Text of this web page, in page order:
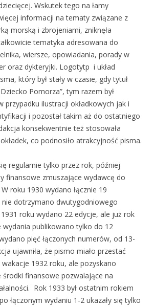
Wskutek tego na łamy
informacji na tematy związane z
morską i zbrojeniami, zniknęła
tematyka adresowana do
wiersze, opowiadania, porady w
oraz dykteryjki. Logotytp i układ
który był stały w czasie, gdy tytuł
Pomorza”, tym razem był
przypadku ilustracji okładkowych jak i
i pozostał takim aż do ostatniego
konsekwentnie też stosowała
co podnosiło atrakcyjność pisma.
regularnie tylko przez rok, później
finansowe zmuszające wydawcę do
roku 1930 wydano łącznie 19
dotrzymano dwutygodniowego
roku wydano 22 edycje, ale już rok
wydania publikowano tylko do 12
pięć łączonych numerów, od 13-
ujawniła, że pismo miało przestać
1932 roku, ale pozyskano
finansowe pozwalające na
Rok 1933 był ostatnim rokiem
łączonym wydaniu 1-2 ukazały się tylko